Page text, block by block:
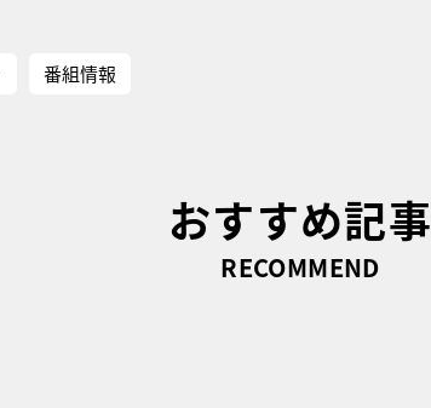
番組情報
おすすめ記事
RECOMMEND